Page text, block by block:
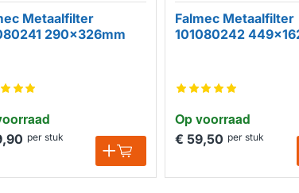
Metaalfilter
290x326mm
per stuk
Op voorraad
Falmec Metaalfilter
101080242
€ 59,50 per stuk